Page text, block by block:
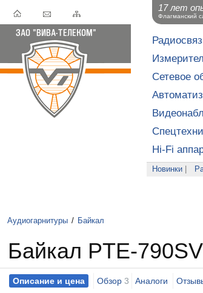
Сетевое
Hi-Fi
Новинки
Аудиогарнитуры / Байкал
Байкал PTE-790SV
Описание и цена Обзор 3 Аналоги
17 лет
Флагманский